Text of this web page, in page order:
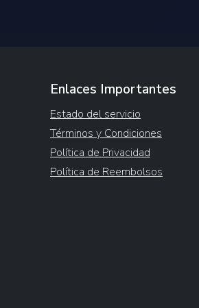
Enlaces Importantes
Estado del servicio
Términos y Condiciones
Política de Privacidad
Política de Reembolsos